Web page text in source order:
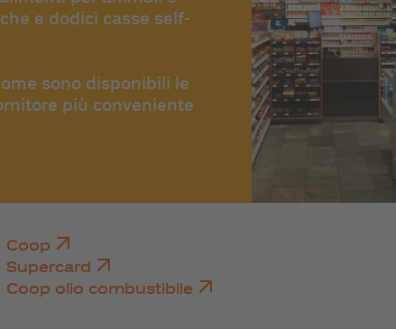
e dodici casse self-
sono disponibili le
più conveniente
Coop
Supercard
Coop olio combustibile